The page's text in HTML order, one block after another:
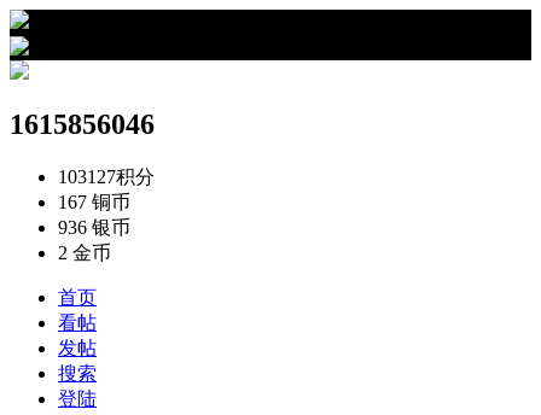
1615856046
103127积分
167 铜币
936 银币
2 金币
首页
看帖
发帖
搜索
登陆